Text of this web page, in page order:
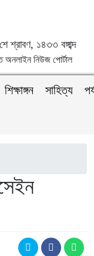
১৪৩৩ বঙ্গাব্দ
অনলাইন নিউজ পোর্টাল
শিক্ষাঙ্গন সাহিত্য